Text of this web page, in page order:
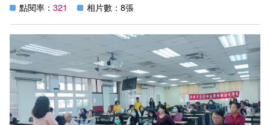
外國語文學系期望透過多元參訪活動，讓學生實地拓展國際
視野，將課堂所學的語言知識應用於真實情境之中，進一步
深化跨文化理解，為本校學生生涯添增豐富的學習體驗。
地點：教學樓C205教室
紀實：
榮幸邀請甫獲113年廣播金鐘獎「類型音樂節目主持人獎」
的英文組畢業校友-吳正鎮（藝名：西風），回到母校擔任
講座。此次講座中，吳正鎮不僅分享了他在廣播領域的成就
與經歷，也回贈母校金鐘獎座一座，並由本系何妤蓁主任代
表學校頒發畢業證書、感謝狀與贈禮。
吳正鎮以藝名「西風」於高雄廣播電台主持的「音樂伸展台
—古典不古典」節目，創新地以台語介紹古典音樂，突破傳
統界限，展現其跨領域發展的專業特色。分享如何從外文專
點閱率： 321 相片數：8張